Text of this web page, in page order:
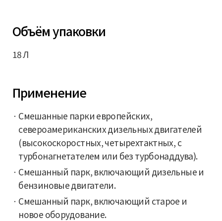
Объём упаковки
18 Л
Применение
Смешанные парки европейских,
североамериканских дизельных двигателей
(высокоскоростных, четырехтактных, с
турбонагнетателем или без турбонаддува).
Смешанный парк, включающий дизельные и
бензиновые двигатели.
Смешанный парк, включающий старое и
новое оборудование.